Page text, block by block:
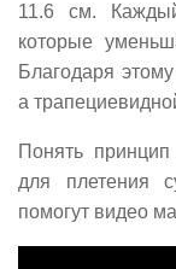
11.6 см.
которые
Благодаря
а
Понять
для плетения
помогут видео